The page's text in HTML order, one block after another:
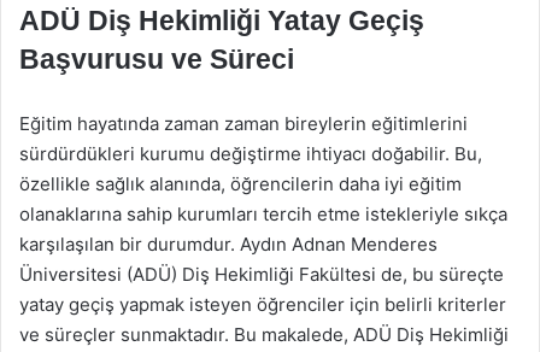
ADÜ Diş Hekimliği Yatay Geçiş
Başvurusu ve Süreci
Eğitim hayatında zaman zaman bireylerin eğitimlerini
sürdürdükleri kurumu değiştirme ihtiyacı doğabilir. Bu,
özellikle sağlık alanında, öğrencilerin daha iyi eğitim
olanaklarına sahip kurumları tercih etme istekleriyle sıkça
karşılaşılan bir durumdur. Aydın Adnan Menderes
Üniversitesi (ADÜ) Diş Hekimliği Fakültesi de, bu süreçte
yatay geçiş yapmak isteyen öğrenciler için belirli kriterler
ve süreçler sunmaktadır. Bu makalede, ADÜ Diş Hekimliği